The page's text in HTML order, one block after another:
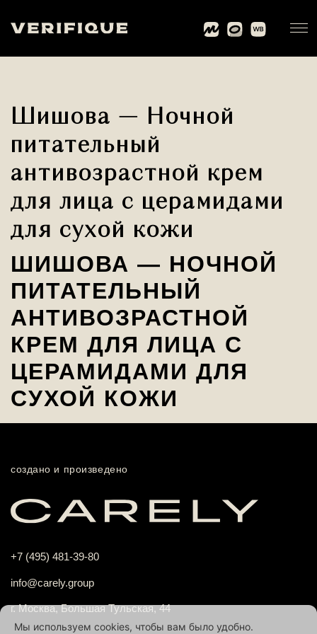
Шишова — Ночной
питательный
антивозрастной крем
для лица с церамидами
для сухой кожи
ШИШОВА — НОЧНОЙ
ПИТАТЕЛЬНЫЙ
АНТИВОЗРАСТНОЙ
КРЕМ ДЛЯ ЛИЦА С
ЦЕРАМИДАМИ ДЛЯ
СУХОЙ КОЖИ
создано и произведено
+7 (495) 481-39-80
info@carely.group
г. Москва, Большая Тульская, 44
Мы используем cookies, чтобы вам было удобно.